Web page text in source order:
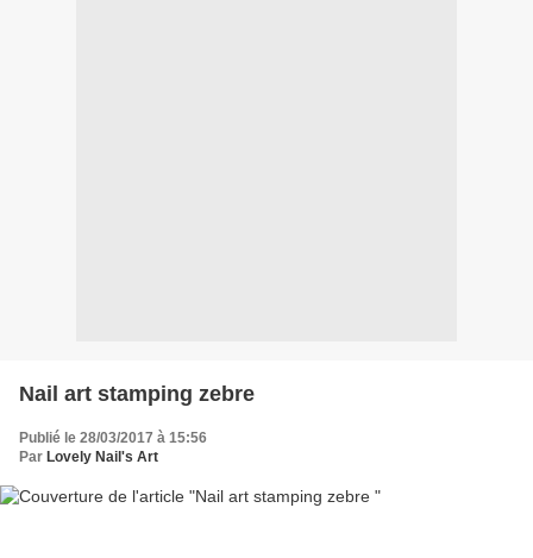
Nail art stamping zebre
Publié le 28/03/2017 à 15:56
Par Lovely Nail's Art